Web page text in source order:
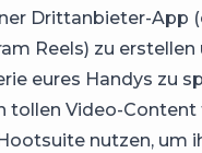
Drittanbieter-App
Reels) zu erstellen
eures Handys zu
tollen Video-
nutzen, um